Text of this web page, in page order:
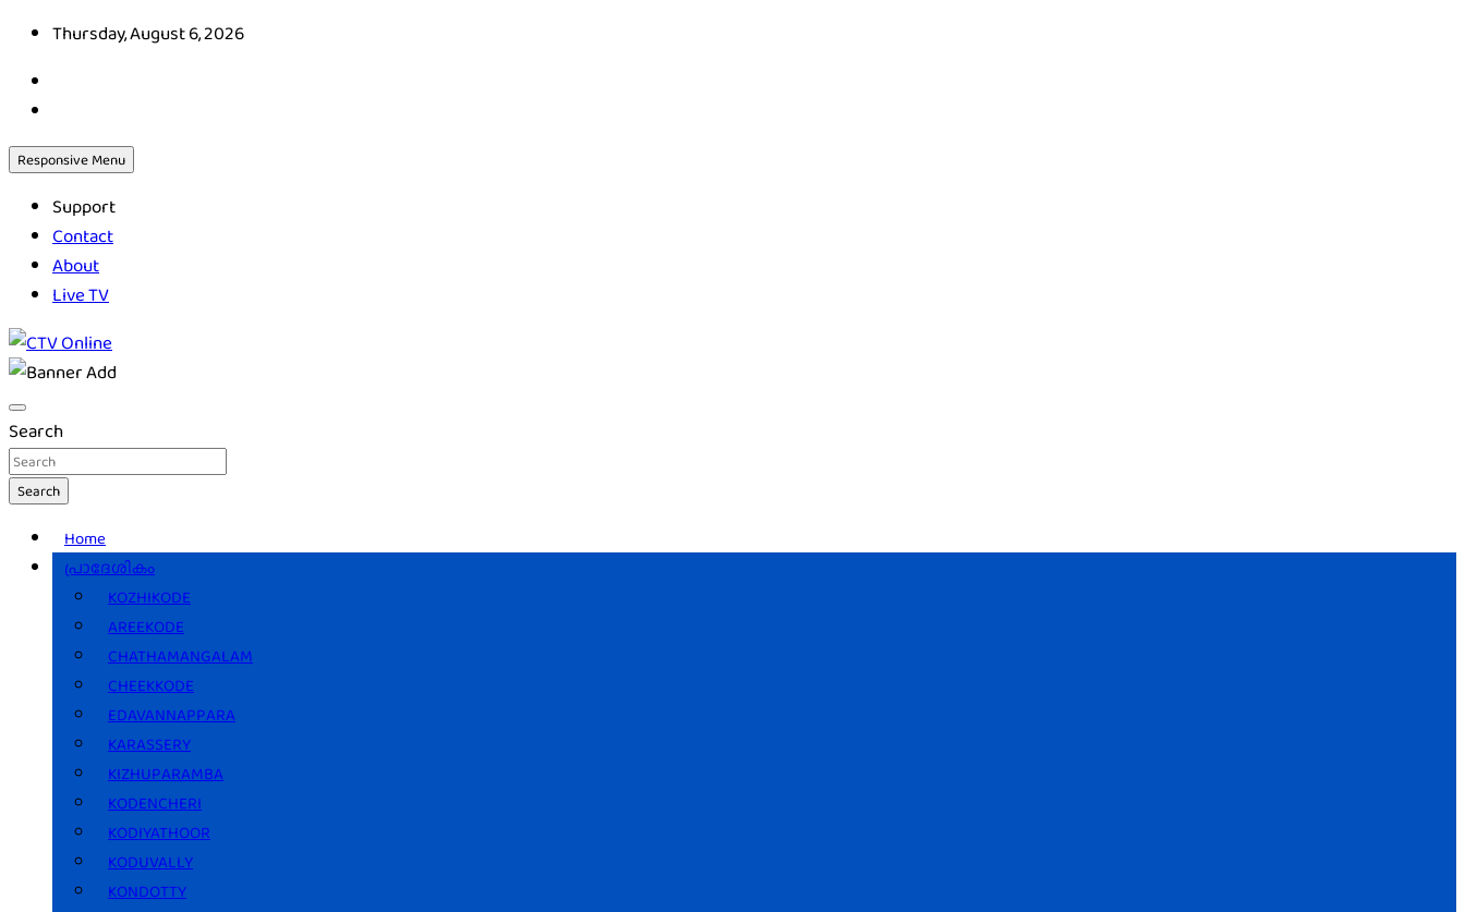
Skip
content
Thursday, August 6, 2026
Responsive Menu
Support
Contact
About
Live TV
CTV Online
Search
Search
Home
പ്രാദേശികം
KOZHIKODE
AREEKODE
CHATHAMANGALAM
CHEEKKODE
EDAVANNAPPARA
KARASSERY
KIZHUPARAMBA
KODENCHERI
KODIYATHOOR
KODUVALLY
KONDOTTY